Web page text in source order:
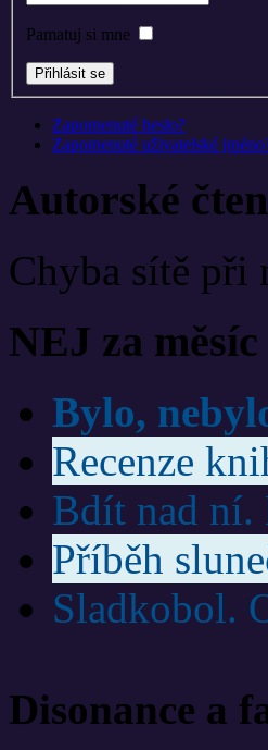
Pamatuj si mne
Zapomenuté heslo?
Zapomenuté uživatelské
Autorské
Chyba sítě při
NEJ za měsíc
Bylo,
Recenze
Bdít nad ní.
Příběh
Sladkobol.
Disonance a